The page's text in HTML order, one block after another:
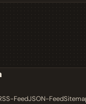
FeedJSON-Feed